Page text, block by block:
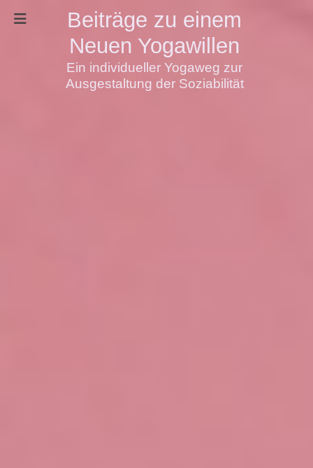
Beiträge zu einem
Neuen Yogawillen
Ein individueller Yogaweg zur
Ausgestaltung der Soziabilität